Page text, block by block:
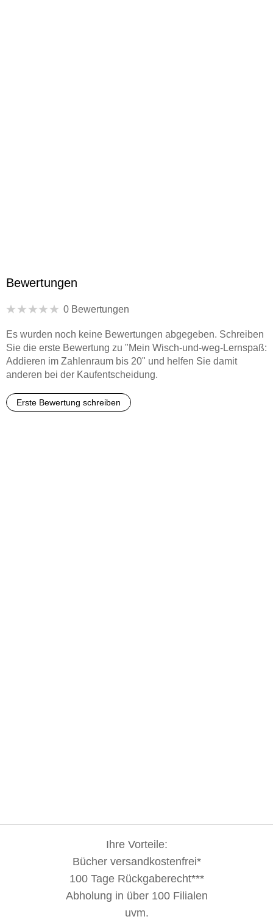
Bewertungen
0 Bewertungen
Es wurden noch keine Bewertungen abgegeben. Schreiben
Sie die erste Bewertung zu "Mein Wisch-und-weg-Lernspaß:
Addieren im Zahlenraum bis 20" und helfen Sie damit
anderen bei der Kaufentscheidung.
Erste Bewertung schreiben
Ihre Vorteile:
Bücher versandkostenfrei*
100 Tage Rückgaberecht***
Abholung in über 100 Filialen
uvm.